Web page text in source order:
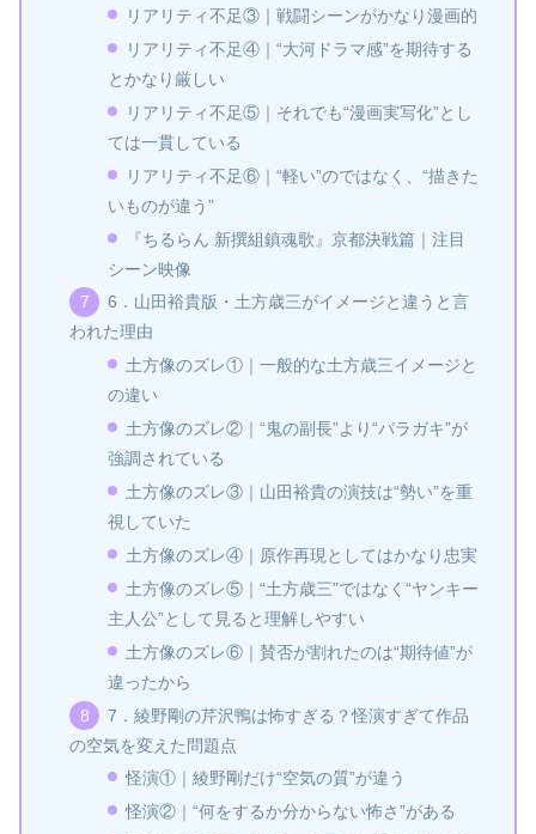
リアリティ不足③｜戦闘シーンがかなり漫画的
リアリティ不足④｜“大河ドラマ感”を期待する
とかなり厳しい
リアリティ不足⑤｜それでも“漫画実写化”とし
ては一貫している
リアリティ不足⑥｜“軽い”のではなく、“描きた
いものが違う”
『ちるらん 新撰組鎮魂歌』京都決戦篇｜注目
シーン映像
6．山田裕貴版・土方歳三がイメージと違うと言
われた理由
土方像のズレ①｜一般的な土方歳三イメージと
の違い
土方像のズレ②｜“鬼の副長”より“バラガキ”が
強調されている
土方像のズレ③｜山田裕貴の演技は“勢い”を重
視していた
土方像のズレ④｜原作再現としてはかなり忠実
土方像のズレ⑤｜“土方歳三”ではなく“ヤンキー
主人公”として見ると理解しやすい
土方像のズレ⑥｜賛否が割れたのは“期待値”が
違ったから
7．綾野剛の芹沢鴨は怖すぎる？怪演すぎて作品
の空気を変えた問題点
怪演①｜綾野剛だけ“空気の質”が違う
怪演②｜“何をするか分からない怖さ”がある